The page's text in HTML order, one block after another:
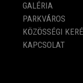
GALÉRIA
PARKVÁROS
KÖZÖSSÉGI
KAPCSOLAT